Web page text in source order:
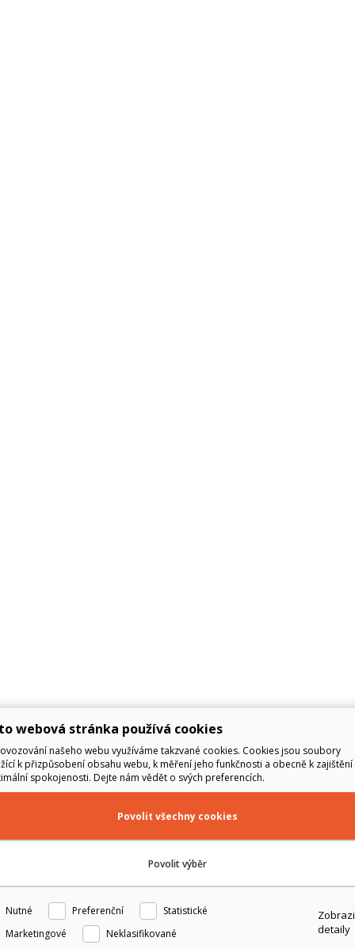
webová stránka používá cookies
našeho webu využíváme takzvané cookies. Cookies jsou soubory
k přizpůsobení obsahu webu, k měření jeho funkčnosti a obecně k zajištění
spokojenosti. Dejte nám vědět o svých preferencích.
Povolit výběr
Povolit všechny cookies
Nutné Preferenční
Statistické
Marketingové
Neklasifikované
detaily